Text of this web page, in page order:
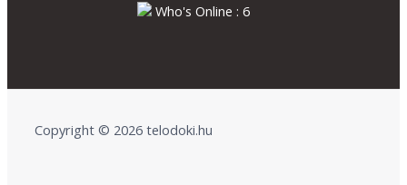
Who's Online : 6
Copyright © 2026 telodoki.hu